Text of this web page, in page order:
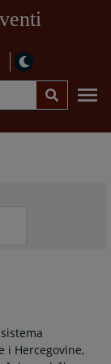
i Hercegovine,